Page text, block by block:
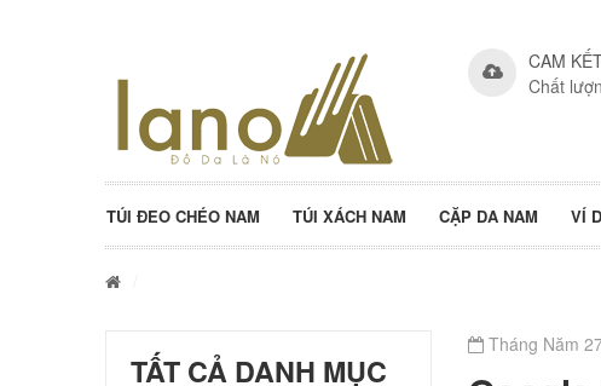
CAM
Chất
TÚI ĐEO CHÉO NAM TÚI XÁCH NAM CẶP DA NAM VÍ
TẤT CẢ DANH MỤC
Tháng Năm